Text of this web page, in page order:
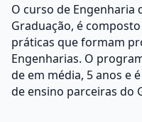
O curso de Engenharia
Graduação, é
práticas que formam
Engenharias. O
de em média, 5 anos e
de ensino parceiras do